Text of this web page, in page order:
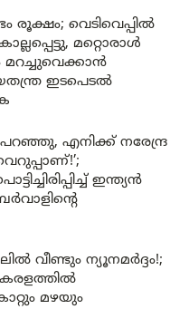
രൂക്ഷം; വെടിവെപ്പിൽ
മറ്റൊരാൾ
മറച്ചുവെക്കാൻ
ഇടപെടൽ
എനിക്ക് നരേന്ദ്ര
ഇന്ത്യൻ
വീണ്ടും ന്യൂനമർദ്ദം!;
മഴയും